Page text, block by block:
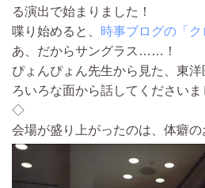
る演出で始まりました！
喋り始めると、 時事ブログの「ク
あ、だからサングラス……！
ぴょんぴょん先生から見た、東
ろいろな面から話してくださいま
◇
会場が盛り上がったのは、体癖の